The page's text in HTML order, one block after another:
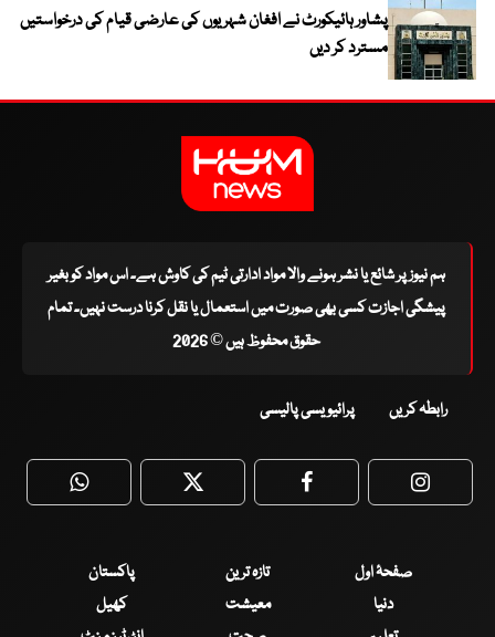
پشاور ہائیکورٹ نے افغان شہریوں کی عارضی قیام کی درخواستیں
مسترد کر دیں
ہم نیوز پر شائع یا نشر ہونے والا مواد ادارتی ٹیم کی کاوش ہے۔ اس مواد کو بغیر
پیشگی اجازت کسی بھی صورت میں استعمال یا نقل کرنا درست نہیں۔ تمام
حقوق محفوظ ہیں © 2026
رابطہ کریں پرائیویسی پالیسی
WhatsApp Twitter Facebook
صفحۂ اول تازہ ترین
پاکستان
دنیا
معیشت
کھیل